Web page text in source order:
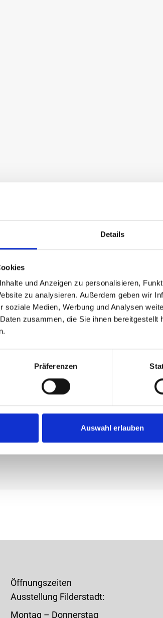
Details
und Anzeigen zu personalisieren,
zu analysieren. Außerdem geben wir
soziale Medien, Werbung und Analysen
zusammen, die Sie ihnen
Präferenzen
Auswahl erlauben
|www.krick.com
verwendeten Texte, Bilder, Grafiken,
Ihre Weitergabe, Veränderung,
vor einer
Öffnungszeiten
Ausstellung Filderstadt:
Montag – Donnerstag